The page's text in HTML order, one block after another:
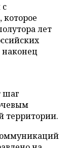
лет
шаг
территории.